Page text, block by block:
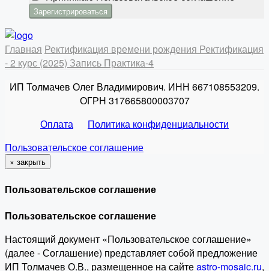
Главная Ректификация времени рождения Ректификация
- 2 курс (2025) Запись Практика-4
ИП Толмачев Олег Владимирович. ИНН 667108553209.
ОГРН 317665800003707
Оплата
Политика конфиденциальности
Пользовательское соглашение
× закрыть
Пользовательское соглашение
Пользовательское соглашение
Настоящий документ «Пользовательское соглашение»
(далее - Соглашение) представляет собой предложение
ИП Толмачев О.В., размещенное на сайтеastro-mosaic.ru,